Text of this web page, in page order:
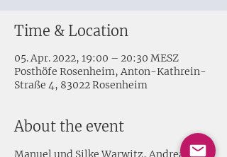
Time & Location
05. Apr. 2022, 19:00 – 20:30 MESZ
Posthöfe Rosenheim, Anton-Kathrein-
Straße 4, 83022 Rosenheim
About the event
Manuel und Silke Warwitz, Andreas